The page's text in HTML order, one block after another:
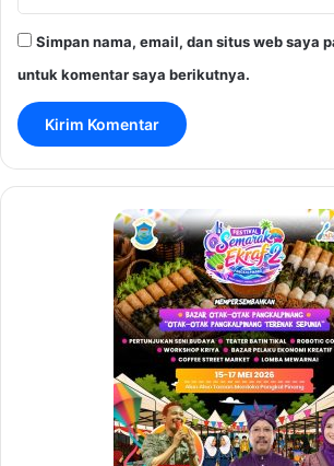
Simpan nama, email, dan situs web saya
untuk komentar saya berikutnya.